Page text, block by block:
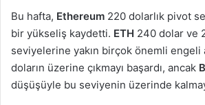
Bu hafta, Ethereum 220 dolarlık pivot
bir yükseliş kaydetti. ETH 240 dolar ve
seviyelerine yakın birçok önemli engeli
doların üzerine çıkmayı başardı, ancak
düşüşüyle bu seviyenin üzerinde